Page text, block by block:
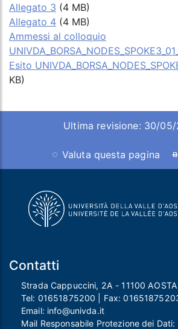
Allegato 3 (4 MB)
Allegato 4 (4 MB)
Ammessi al colloquio
Esito
KB)
Ultima revisione: 30/05/
Valuta questa pagina
Contatti
Strada Cappuccini, 2A - 11100 AOSTA
Tel: 01651875200 | Fax:
Email: info@univda.it
Mail Responsabile Protezione dei Dati: